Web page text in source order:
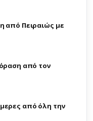
από Πειραιώς με
από τον
από όλη την